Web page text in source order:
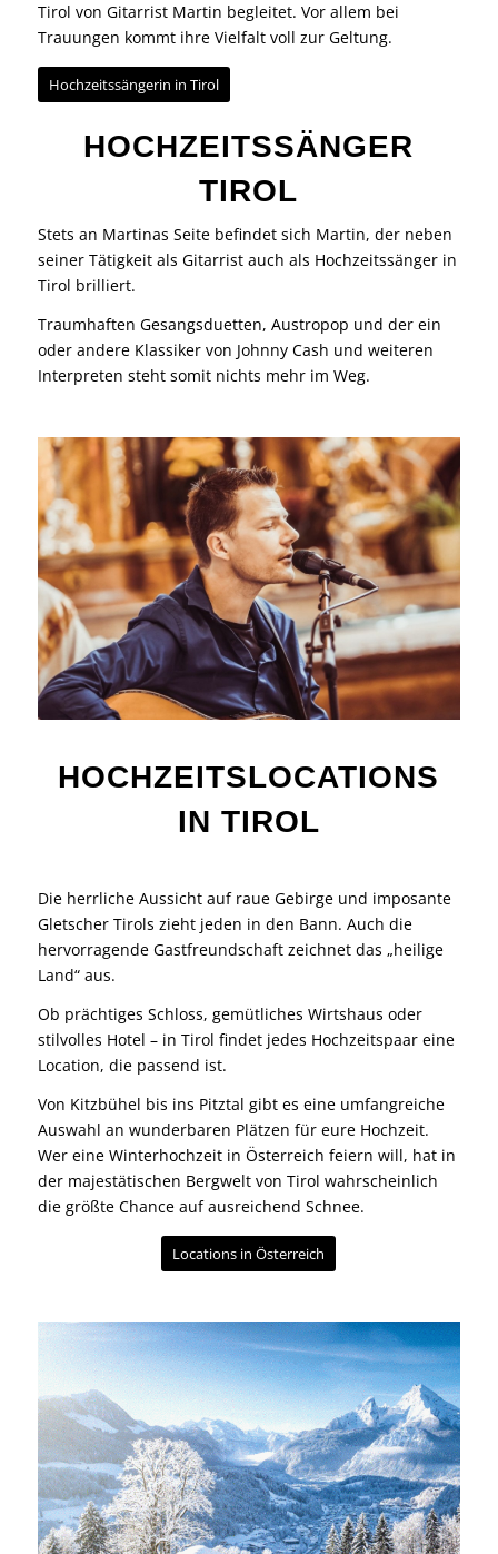
Tirol von Gitarrist Martin begleitet. Vor allem bei
Trauungen kommt ihre Vielfalt voll zur Geltung.
Hochzeitssängerin in Tirol
HOCHZEITSSÄNGER
TIROL
Stets an Martinas Seite befindet sich Martin, der neben
seiner Tätigkeit als Gitarristauch als Hochzeitssänger in
Tirol brilliert.
Traumhaften Gesangsduetten, Austropop und der ein
oder andere Klassiker von Johnny Cash und weiteren
Interpreten steht somit nichts mehr im Weg.
HOCHZEITSLOCATIONS
IN TIROL
Die herrliche Aussicht auf raue Gebirge und imposante
Gletscher Tirols zieht jeden in den Bann. Auch die
hervorragende Gastfreundschaft zeichnet das „heilige
Land“ aus.
Ob prächtiges Schloss, gemütliches Wirtshaus oder
stilvolles Hotel – in Tirol findet jedes Hochzeitspaar eine
Location, die passend ist.
Von Kitzbühel bis ins Pitztal gibt es eine umfangreiche
Auswahl an wunderbaren Plätzen für eure Hochzeit.
Wer eine Winterhochzeitin Österreich feiern will, hat in
der majestätischen Bergwelt von Tirol wahrscheinlich
die größte Chance auf ausreichend Schnee.
Locations in Österreich